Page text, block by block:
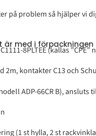
på problem så hjälper vi
är med i förpackningen
C1111-8PLTEE (kallas ”CPE”
2m, kontakter C13 och
ADP-66CR B), ansluts
(1 st hylla, 2 st